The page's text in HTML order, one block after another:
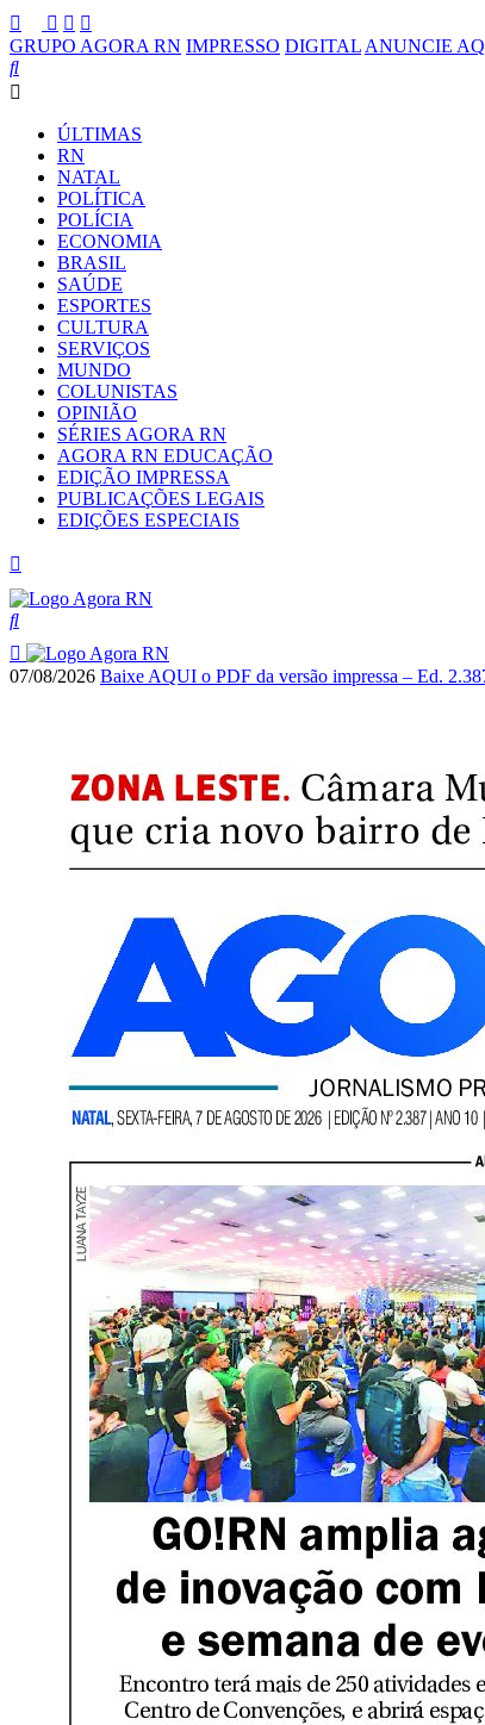
GRUPO AGORA RN IMPRESSO DIGITAL ANUNCIE
ÚLTIMAS
RN
NATAL
POLÍTICA
POLÍCIA
ECONOMIA
BRASIL
SAÚDE
ESPORTES
CULTURA
SERVIÇOS
MUNDO
COLUNISTAS
OPINIÃO
SÉRIES AGORA RN
AGORA RN EDUCAÇÃO
EDIÇÃO IMPRESSA
PUBLICAÇÕES LEGAIS
EDIÇÕES ESPECIAIS
07/08/2026 Baixe AQUI o PDF da versão impressa – Ed.